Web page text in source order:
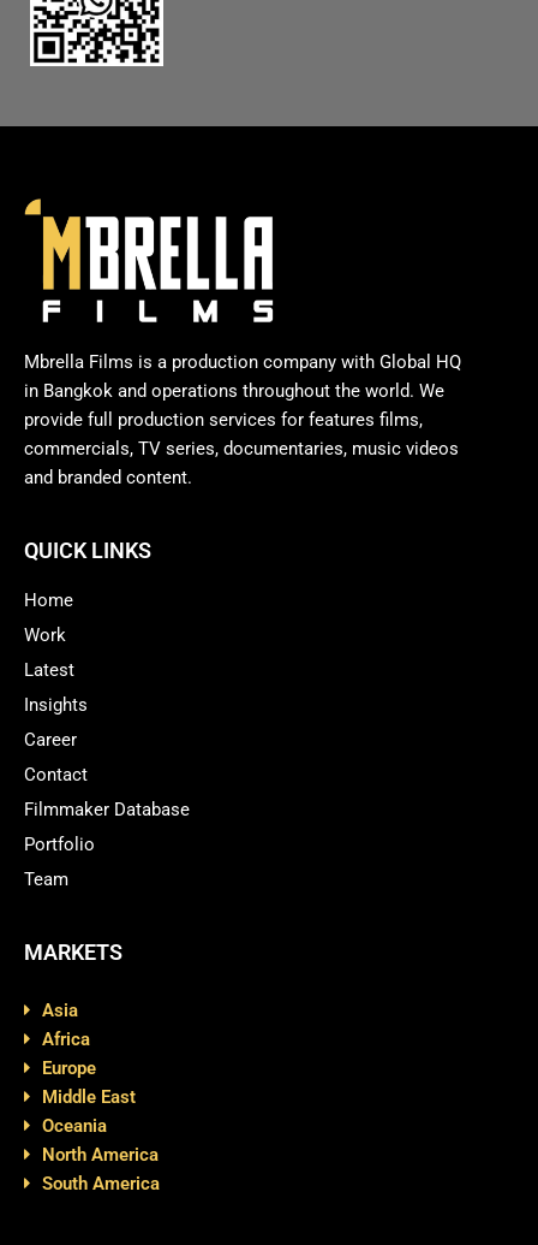
Mbrella Films is a production company with Global HQ
in Bangkok and operations throughout the world. We
provide full production services for features films,
commercials, TV series, documentaries, music videos
and branded content.
QUICK LINKS
Home
Work
Latest
Insights
Career
Contact
Filmmaker Database
Portfolio
Team
MARKETS
Asia
Africa
Europe
Middle East
Oceania
North America
South America